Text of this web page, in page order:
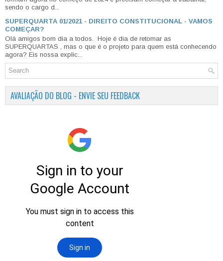
sendo o cargo d...
SUPERQUARTA 01/2021 - DIREITO CONSTITUCIONAL - VAMOS
COMEÇAR?
Olá amigos bom dia a todos. Hoje é dia de retomar as
SUPERQUARTAS , mas o que é o projeto para quem está conhecendo
agora? Eis nossa explic...
AVALIAÇÃO DO BLOG - ENVIE SEU FEEDBACK